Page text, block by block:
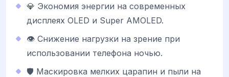
💎 Экономия энергии на современных
дисплеях OLED и Super AMOLED.
👁️ Снижение нагрузки на зрение при
использовании телефона ночью.
🛡️ Маскировка мелких царапин и пыли на